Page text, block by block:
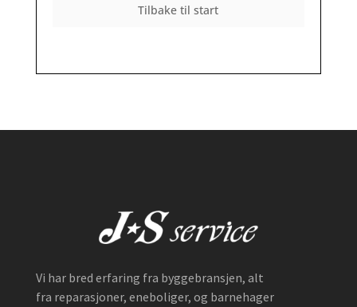
Tilbake til start
Vi har bred erfaring fra byggebransjen, alt
fra reparasjoner, eneboliger, og barnehager